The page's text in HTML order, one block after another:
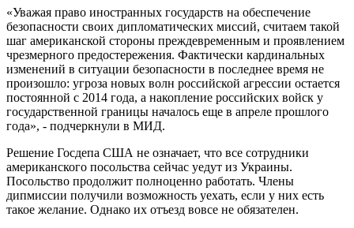
«Уважая право иностранных государств на обеспечение
безопасности своих дипломатических миссий, считаем такой
шаг американской стороны преждевременным и проявлением
чрезмерного предостережения. Фактически кардинальных
изменений в ситуации безопасности в последнее время не
произошло: угроза новых волн российской агрессии остается
постоянной с 2014 года, а накопление российских войск у
государственной границы началось еще в апреле прошлого
года», - подчеркнули в МИД.
Решение Госдепа США не означает, что все сотрудники
американского посольства сейчас уедут из Украины.
Посольство продолжит полноценно работать. Члены
дипмиссии получили возможность уехать, если у них есть
такое желание. Однако их отъезд вовсе не обязателен.